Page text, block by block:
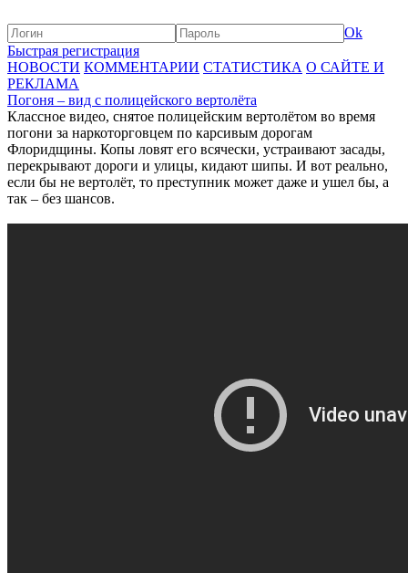
Ok
Быстрая регистрация
НОВОСТИ КОММЕНТАРИИ СТАТИСТИКА О САЙТЕ И
РЕКЛАМА
Погоня – вид с полицейского вертолёта
Классное видео, снятое полицейским вертолётом во время
погони за наркоторговцем по карсивым дорогам
Флоридщины. Копы ловят его всячески, устраивают засады,
перекрывают дороги и улицы, кидают шипы. И вот реально,
если бы не вертолёт, то преступник может даже и ушел бы, а
так – без шансов.